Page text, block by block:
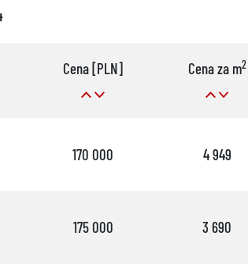
Cena [PLN] Cena za m2
170 000 4 949
175 000 3 690